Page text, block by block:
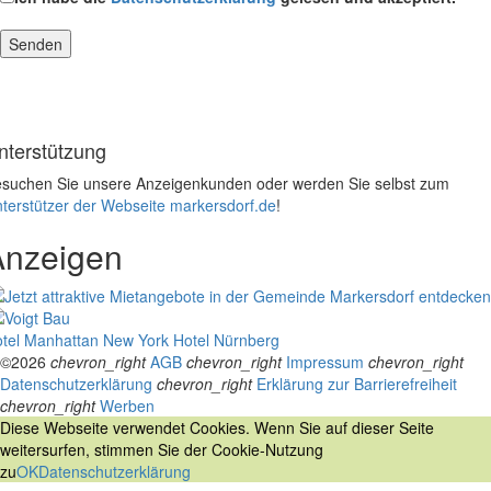
Sie unsere Anzeigenkunden oder werden Sie selbst zum
der Webseite markersdorf.de!
Manhattan New York Hotel Nürnberg
©2026 chevron_right AGB chevron_right Impressum chevron_right
Datenschutzerklärung chevron_right Erklärung zur Barrierefreiheit
chevron_right Werben
Diese Webseite verwendet Cookies. Wenn Sie auf dieser Seite
weitersurfen, stimmen Sie der Cookie-Nutzung
zuOKDatenschutzerklärung